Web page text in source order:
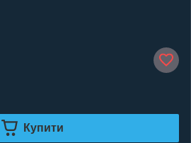
Купити